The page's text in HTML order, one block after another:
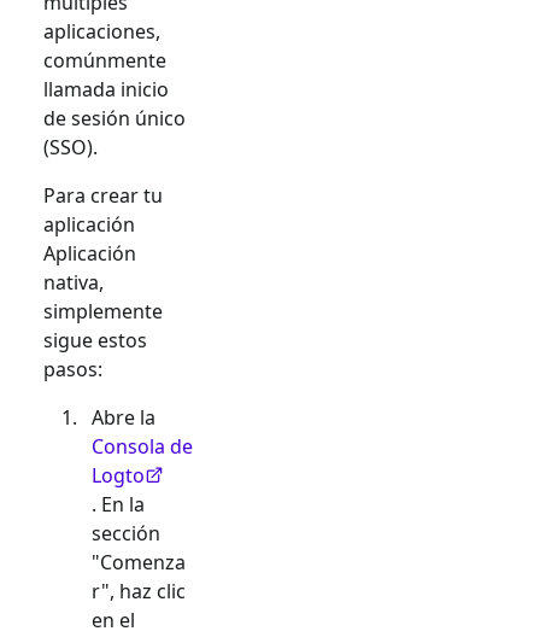
aplicaciones,
comúnmente
llamada inicio
de sesión único
(SSO).
Para crear tu
aplicación
Aplicación
nativa,
simplemente
sigue estos
pasos:
Abre la
Consola de
Logto
. En la
sección
"Comenza
r", haz clic
en el